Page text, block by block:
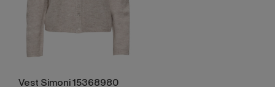
Vest Simoni 15368980